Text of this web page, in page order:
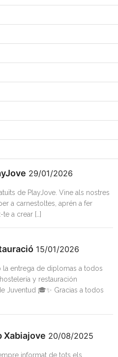
29/01/2026
de PlayJove. Vine als nostres
a carnestoltes, aprén a fer
a crear […]
15/01/2026
entrega de diplomas a todos
y restauración
Juventud 🎓✨ Gracias a todos
Xabiajove 20/08/2025
informat de tots els